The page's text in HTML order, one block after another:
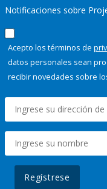
Notificaciones sobre
Acepto los términos de
datos personales sean
recibir novedades sobre
Regístrese